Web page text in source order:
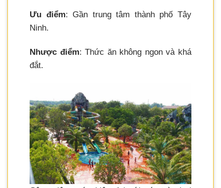
Ưu điểm: Gần trung tâm thành phố Tây
Ninh.
Nhược điểm: Thức ăn không ngon và khá
đắt.